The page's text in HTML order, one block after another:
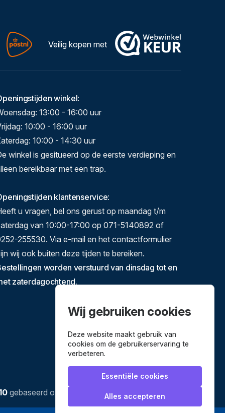
Veilig kopen met
winkel:
13:00 - 16:00 uur
10:00 - 16:00 uur
10:00 - 14:30 uur
winkel is gesitueerd op de eerste verdieping en
bereikbaar met een trap.
klantenservice:
u vragen, bel ons gerust op maandag t/m
van 10:00-17:00 op 071-5140892 of
255530. Via e-mail en het contactformulier
wij ook buiten deze tijden te bereiken.
worden verstuurd van dinsdag tot en
zaterdagochtend.
gebaseerd op reviews.
Wij gebruiken cookies
Deze website maakt gebruik van
cookies om de gebruikerservaring te
verbeteren.
Essentiële cookies
Alles accepteren